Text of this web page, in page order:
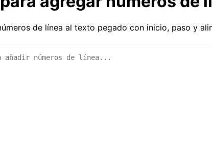
de línea al texto pegado con inicio, paso y